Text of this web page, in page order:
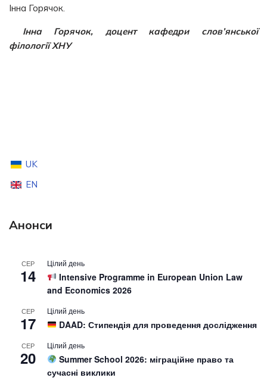
Інна Горячок.
Інна Горячок, доцент кафедри слов’янської
філології ХНУ
UK
EN
Анонси
СЕР
14
Цілий день
Intensive Programme in European Union Law
and Economics 2026
СЕР
17
Цілий день
DAAD: Стипендія для проведення дослідження
СЕР
20
Цілий день
Summer School 2026: міграційне право та
сучасні виклики